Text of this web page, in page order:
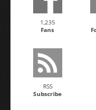
1,235
Fans
RSS
Subscribe